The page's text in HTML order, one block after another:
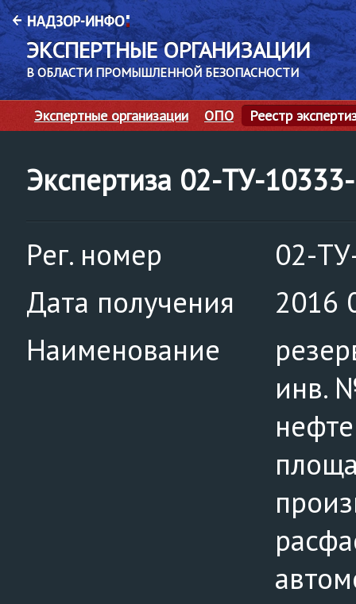
ЭКСПЕРТНЫЕ ОРГАНИЗАЦИИ
В ОБЛАСТИ ПРОМЫШЛЕННОЙ БЕЗОПАСНОСТИ
Экспертные организации ОПО Реестр
Экспертиза 02-ТУ-
Рег. номер
02-
Дата получения
2016
Наименование
инв.